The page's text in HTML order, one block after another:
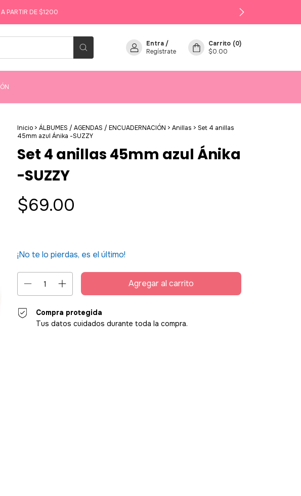
A PARTIR DE $1200
Entra /
Regístrate
Carrito (0)
$0.00
Inicio > ÁLBUMES / AGENDAS / ENCUADERNACIÓN > Anillas > Set 4 anillas
45mm azul Ánika -SUZZY
Set 4 anillas 45mm azul Ánika
-SUZZY
$69.00
¡No te lo pierdas, es el último!
Compra protegida
Tus datos cuidados durante toda la compra.